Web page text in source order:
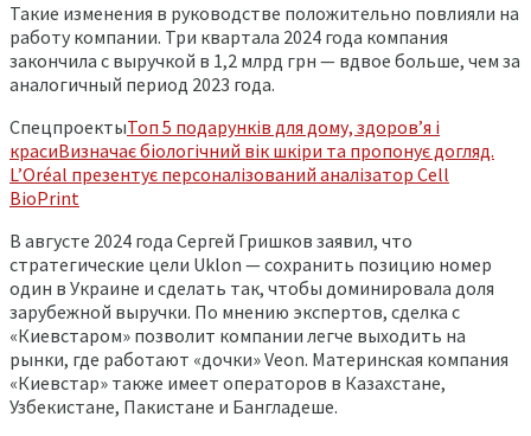
Такие изменения в руководстве положительно повлияли на
работу компании. Три квартала 2024 года компания
закончила с выручкой в 1,2 млрд грн — вдвое больше, чем за
аналогичный период 2023 года.
СпецпроектыТоп 5 подарунків для дому, здоров’я і
красиВизначає біологічний вік шкіри та пропонує догляд.
L’Oréal презентує персоналізований аналізатор Cell
BioPrint
В августе 2024 года Сергей Гришков заявил, что
стратегические цели Uklon — сохранить позицию номер
один в Украине и сделать так, чтобы доминировала доля
зарубежной выручки. По мнению экспертов, сделка с
«Киевстаром» позволит компании легче выходить на
рынки, где работают «дочки» Veon. Материнская компания
«Киевстар» также имеет операторов в Казахстане,
Узбекистане, Пакистане и Бангладеше.